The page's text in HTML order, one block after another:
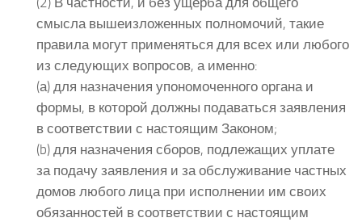
смысла вышеизложенных полномочий, такие
правила могут применяться для всех или любого
из следующих вопросов, а именно:
(а) для назначения упономоченного органа и
формы, в которой должны подаваться заявления
в соответствии с настоящим Законом;
(b) для назначения сборов, подлежащих уплате
за подачу заявления и за обслуживание частных
домов любого лица при исполнении им своих
обязанностей в соответствии с настоящим